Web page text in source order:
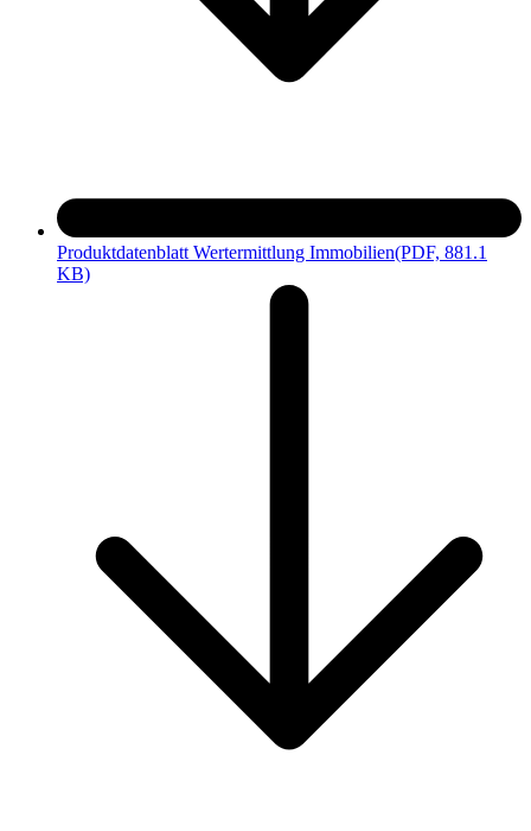
Produktdatenblatt Wertermittlung Immobilien(PDF, 881.1
KB)